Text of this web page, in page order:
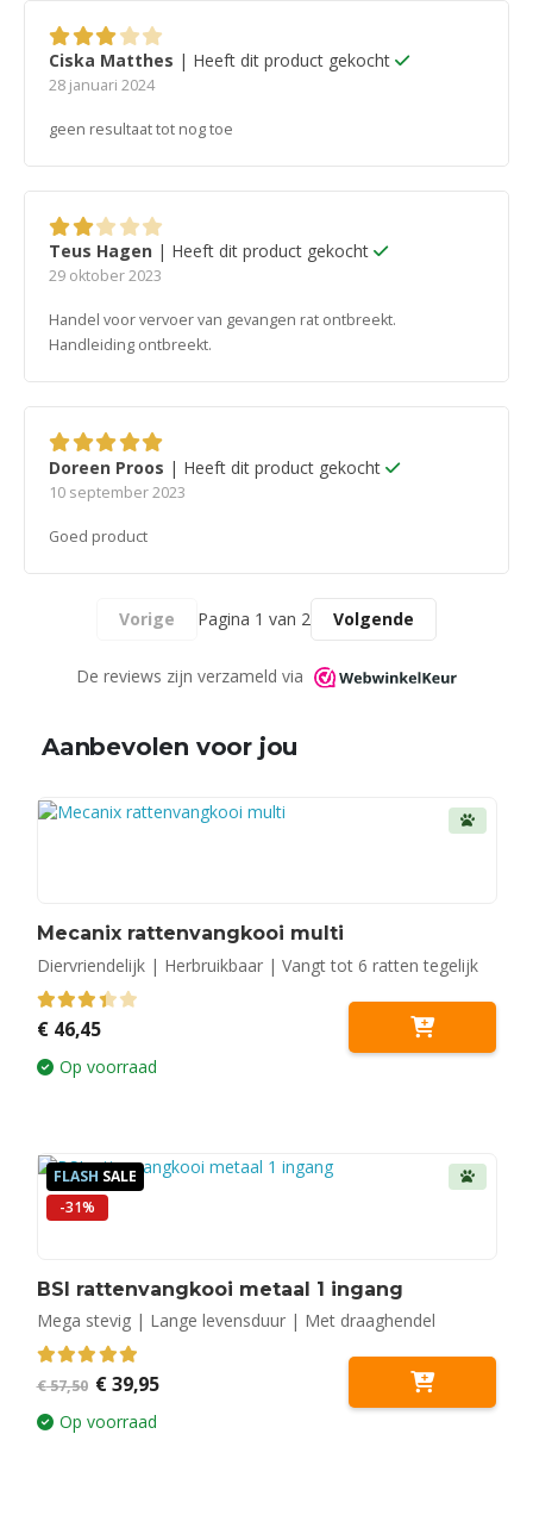
3van 5
Ciska Matthes | Heeft dit product gekocht
28 januari 2024
geen resultaat tot nog toe
2van 5
Teus Hagen | Heeft dit product gekocht
29 oktober 2023
Handel voor vervoer van gevangen rat ontbreekt.
Handleiding ontbreekt.
5van 5
Doreen Proos | Heeft dit product gekocht
10 september 2023
Goed product
Vorige Pagina 1 van 2 Volgende
De reviews zijn verzameld via
Aanbevolen voor jou
Mecanix rattenvangkooi multi
Diervriendelijk | Herbruikbaar | Vangt tot 6 ratten tegelijk
3.50 out of 5
€46,45
Op voorraad
FLASH SALE
-31%
BSI rattenvangkooi metaal 1 ingang
Mega stevig | Lange levensduur | Met draaghendel
5.00out of 5
€57,50 Oorspronkelijke
prijs
was:
€ 57,50.
€39,95Huidige
Op voorraad